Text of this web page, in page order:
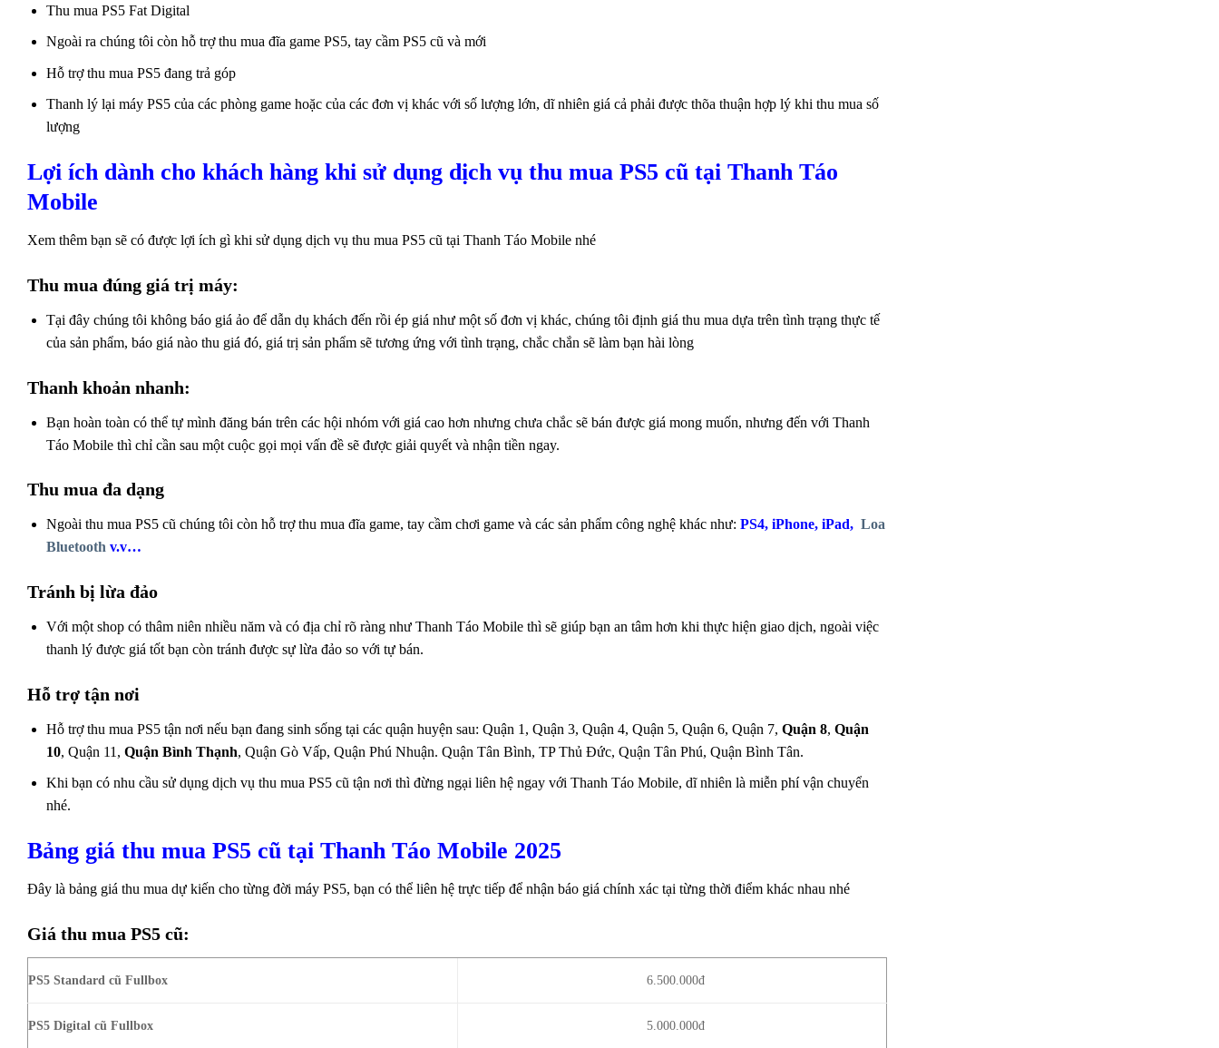
Thu mua PS5 Fat Digital
Ngoài ra chúng tôi còn hỗ trợ thu mua đĩa game PS5, tay cầm PS5 cũ và mới
Hỗ trợ thu mua PS5 đang trả góp
Thanh lý lại máy PS5 của các phòng game hoặc của các đơn vị khác với số lượng lớn, dĩ nhiên giá cả phải được thõa thuận hợp lý khi thu mua số
lượng
Lợi ích dành cho khách hàng khi sử dụng dịch vụ thu mua PS5 cũ tại Thanh Táo
Mobile
Xem thêm bạn sẽ có được lợi ích gì khi sử dụng dịch vụ thu mua PS5 cũ tại Thanh Táo Mobile nhé
Thu mua đúng giá trị máy:
Tại đây chúng tôi không báo giá ảo để dẫn dụ khách đến rồi ép giá như một số đơn vị khác, chúng tôi định giá thu mua dựa trên tình trạng thực tế
của sản phẩm, báo giá nào thu giá đó, giá trị sản phẩm sẽ tương ứng với tình trạng, chắc chắn sẽ làm bạn hài lòng
Thanh khoản nhanh:
Bạn hoàn toàn có thể tự mình đăng bán trên các hội nhóm với giá cao hơn nhưng chưa chắc sẽ bán được giá mong muốn, nhưng đến với Thanh
Táo Mobile thì chỉ cần sau một cuộc gọi mọi vấn đề sẽ được giải quyết và nhận tiền ngay.
Thu mua đa dạng
Ngoài thu mua PS5 cũ chúng tôi còn hỗ trợ thu mua đĩa game, tay cầm chơi game và các sản phẩm công nghệ khác như: PS4, iPhone, iPad, Loa
Bluetooth v.v…
Tránh bị lừa đảo
Với một shop có thâm niên nhiều năm và có địa chỉ rõ ràng như Thanh Táo Mobile thì sẽ giúp bạn an tâm hơn khi thực hiện giao dịch, ngoài việc
thanh lý được giá tốt bạn còn tránh được sự lừa đảo so với tự bán.
Hỗ trợ tận nơi
Hỗ trợ thu mua PS5 tận nơi nếu bạn đang sinh sống tại các quận huyện sau: Quận 1, Quận 3, Quận 4, Quận 5, Quận 6, Quận 7, Quận 8, Quận
10, Quận 11, Quận Bình Thạnh, Quận Gò Vấp, Quận Phú Nhuận. Quận Tân Bình, TP Thủ Đức, Quận Tân Phú, Quận Bình Tân.
Khi bạn có nhu cầu sử dụng dịch vụ thu mua PS5 cũ tận nơi thì đừng ngại liên hệ ngay với Thanh Táo Mobile, dĩ nhiên là miễn phí vận chuyển
nhé.
Bảng giá thu mua PS5 cũ tại Thanh Táo Mobile 2025
Đây là bảng giá thu mua dự kiến cho từng đời máy PS5, bạn có thể liên hệ trực tiếp để nhận báo giá chính xác tại từng thời điểm khác nhau nhé
Giá thu mua PS5 cũ:
PS5 Standard cũ Fullbox 6.500.000đ
PS5 Digital cũ Fullbox 5.000.000đ